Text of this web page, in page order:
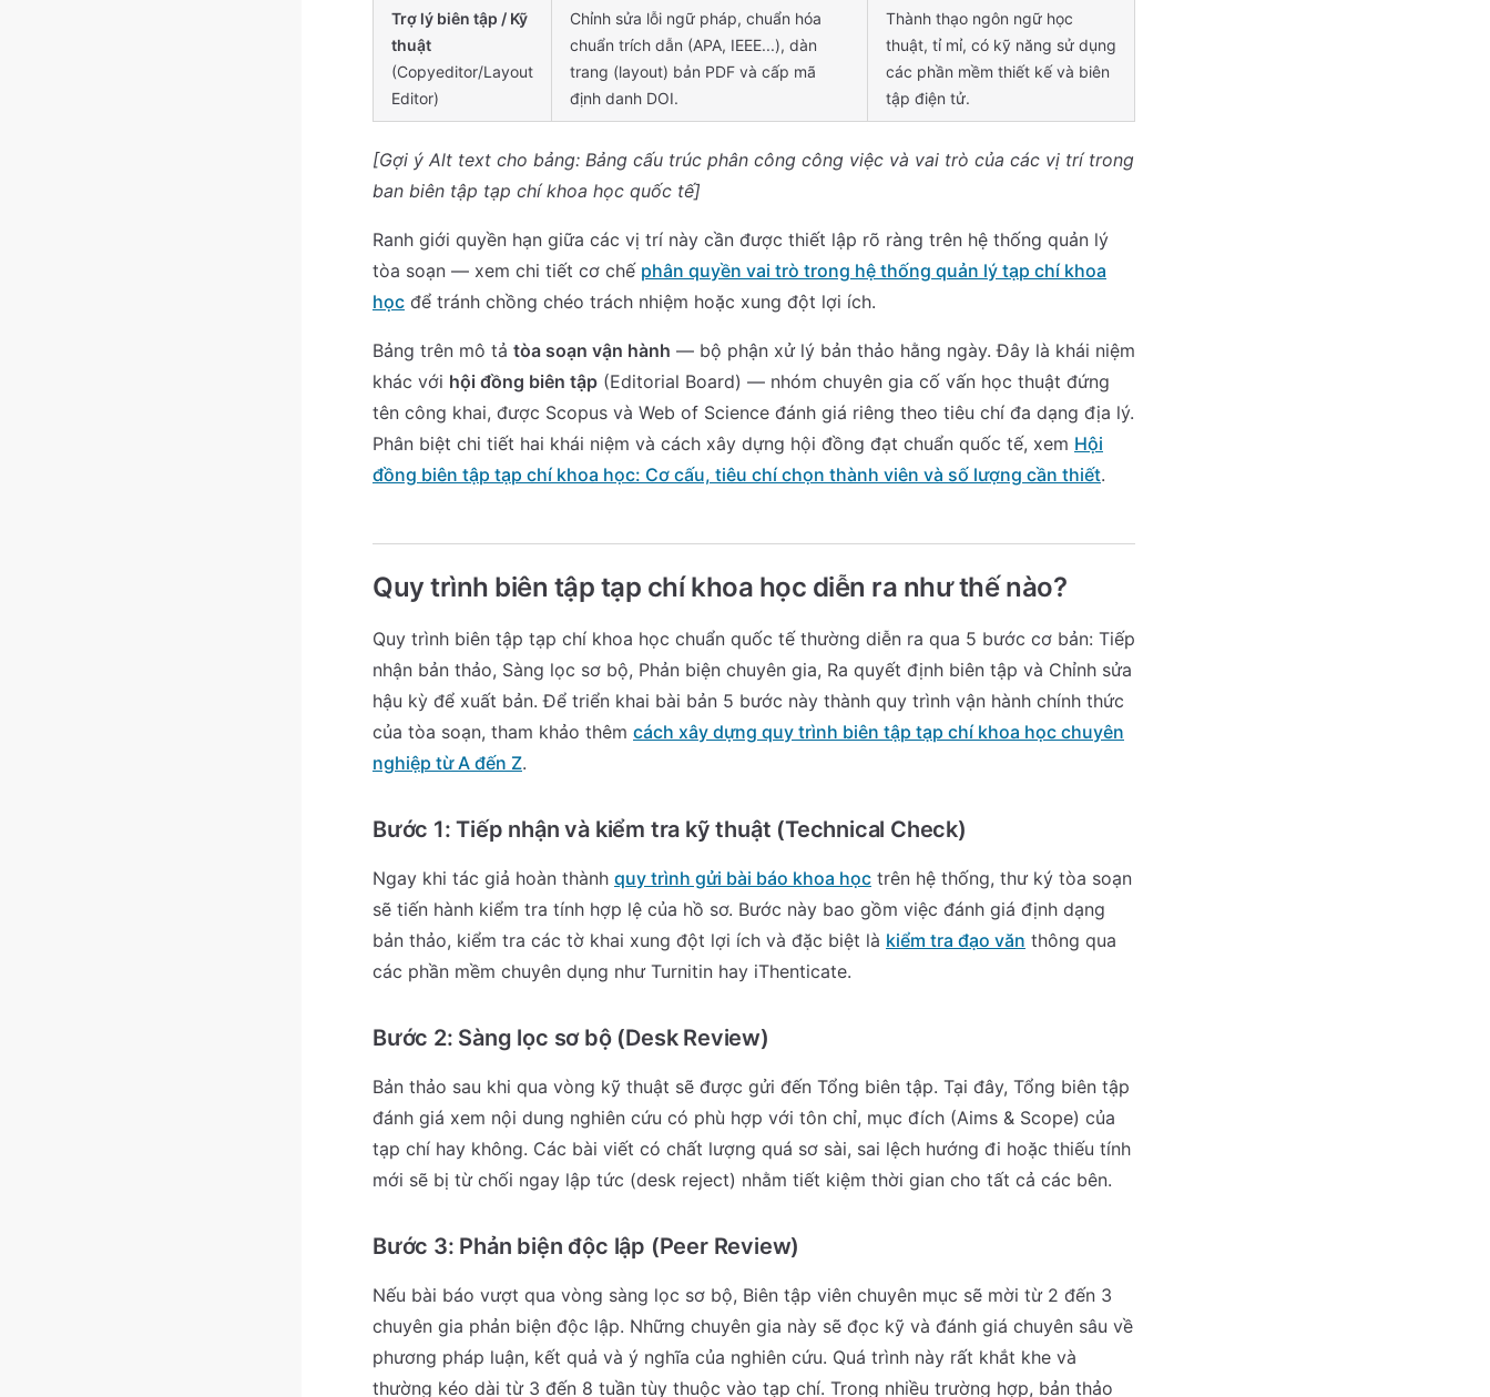
Trợ lý biên tập / Kỹ
thuật
(Copyeditor/Layout
Editor)
Chỉnh sửa lỗi ngữ pháp, chuẩn hóa
chuẩn trích dẫn (APA, IEEE...), dàn
trang (layout) bản PDF và cấp mã
định danh DOI.
Thành thạo ngôn ngữ học
thuật, tỉ mỉ, có kỹ năng sử dụng
các phần mềm thiết kế và biên
tập điện tử.
[Gợi ý Alt text cho bảng: Bảng cấu trúc phân công công việc và vai trò của các vị trí trong
ban biên tập tạp chí khoa học quốc tế]
Ranh giới quyền hạn giữa các vị trí này cần được thiết lập rõ ràng trên hệ thống quản lý
tòa soạn — xem chi tiết cơ chế phân quyền vai trò trong hệ thống quản lý tạp chí khoa
học để tránh chồng chéo trách nhiệm hoặc xung đột lợi ích.
Bảng trên mô tả tòa soạn vận hành — bộ phận xử lý bản thảo hằng ngày. Đây là khái niệm
khác với hội đồng biên tập (Editorial Board) — nhóm chuyên gia cố vấn học thuật đứng
tên công khai, được Scopus và Web of Science đánh giá riêng theo tiêu chí đa dạng địa lý.
Phân biệt chi tiết hai khái niệm và cách xây dựng hội đồng đạt chuẩn quốc tế, xem Hội
đồng biên tập tạp chí khoa học: Cơ cấu, tiêu chí chọn thành viên và số lượng cần thiết.
Quy trình biên tập tạp chí khoa học diễn ra như thế nào?
Quy trình biên tập tạp chí khoa học chuẩn quốc tế thường diễn ra qua 5 bước cơ bản: Tiếp
nhận bản thảo, Sàng lọc sơ bộ, Phản biện chuyên gia, Ra quyết định biên tập và Chỉnh sửa
hậu kỳ để xuất bản. Để triển khai bài bản 5 bước này thành quy trình vận hành chính thức
của tòa soạn, tham khảo thêm cách xây dựng quy trình biên tập tạp chí khoa học chuyên
nghiệp từ A đến Z.
Bước 1: Tiếp nhận và kiểm tra kỹ thuật (Technical Check)
Ngay khi tác giả hoàn thành quy trình gửi bài báo khoa học trên hệ thống, thư ký tòa soạn
sẽ tiến hành kiểm tra tính hợp lệ của hồ sơ. Bước này bao gồm việc đánh giá định dạng
bản thảo, kiểm tra các tờ khai xung đột lợi ích và đặc biệt là kiểm tra đạo văn thông qua
các phần mềm chuyên dụng như Turnitin hay iThenticate.
Bước 2: Sàng lọc sơ bộ (Desk Review)
Bản thảo sau khi qua vòng kỹ thuật sẽ được gửi đến Tổng biên tập. Tại đây, Tổng biên tập
đánh giá xem nội dung nghiên cứu có phù hợp với tôn chỉ, mục đích (Aims & Scope) của
tạp chí hay không. Các bài viết có chất lượng quá sơ sài, sai lệch hướng đi hoặc thiếu tính
mới sẽ bị từ chối ngay lập tức (desk reject) nhằm tiết kiệm thời gian cho tất cả các bên.
Bước 3: Phản biện độc lập (Peer Review)
Nếu bài báo vượt qua vòng sàng lọc sơ bộ, Biên tập viên chuyên mục sẽ mời từ 2 đến 3
chuyên gia phản biện độc lập. Những chuyên gia này sẽ đọc kỹ và đánh giá chuyên sâu về
phương pháp luận, kết quả và ý nghĩa của nghiên cứu. Quá trình này rất khắt khe và
thường kéo dài từ 3 đến 8 tuần tùy thuộc vào tạp chí. Trong nhiều trường hợp, bản thảo